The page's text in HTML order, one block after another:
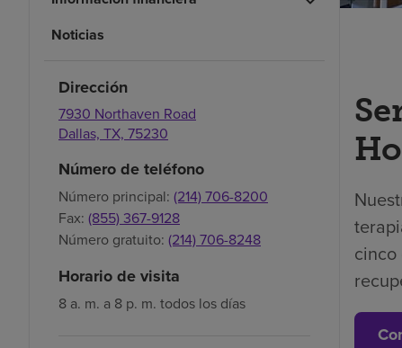
Noticias
Dirección
7930 Northaven Road
Dallas, TX, 75230
Número de teléfono
Número principal: (214) 706-8200
Fax: (855) 367-9128
Número gratuito: (214) 706-8248
Horario de visita
8 a. m. a 8 p. m. todos los días